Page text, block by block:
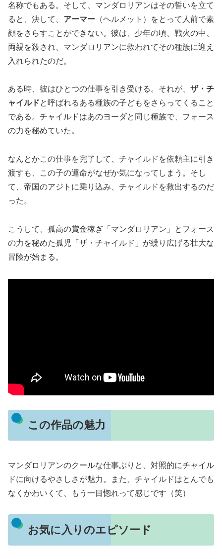
名称でもある。そして、マンダロリアンはその誓いを立て
ると、決して、 アーマー （ヘルメット）をとって人前で素
顔をさらすことができない。彼は、少年の頃、戦火の中、
両親を殺され、マンダロリアンに救われてその種族に迎え
入れられたのだ。
ある時、彼はひとつの仕事を引き受ける。それが、 ザ・チ
ャイルドと呼ばれるある種族の子どもをさらってくること
である。チャイルドはあのヨーダと同じ種族で、フォース
の力を秘めていた。
なんとかこの仕事を完了して、チャイルドを依頼主に引き
渡すも、この子の運命がなぜか気になってしまう。そし
て、帝国のアジトに乗り込み、チャイルドを救出するのだ
った。
こうして、孤高の賞金稼ぎ「マンダロリアン」とフォース
の力を秘めた孤児「ザ・チャイルド」が繰り広げる壮大な
冒険が始まる。
この作品の魅力
マンダロリアンのクールな仕事ぶりと、対照的にチャイル
ドに向けるやさしさが魅力。また、チャイルドはとんでも
なくかわいくて、もう一目惚れって感じです（笑）
お気に入りのエピソード